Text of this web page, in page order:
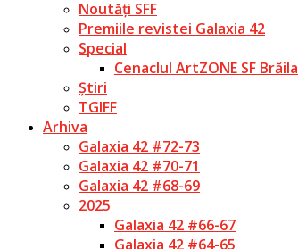
Noutăți SFF
Premiile revistei Galaxia 42
Special
Cenaclul ArtZONE SF Brăila
Știri
TGIFF
Arhiva
Galaxia 42 #72-73
Galaxia 42 #70-71
Galaxia 42 #68-69
2025
Galaxia 42 #66-67
Galaxia 42 #64-65